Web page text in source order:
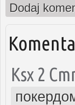
Dodaj
Ksx 2